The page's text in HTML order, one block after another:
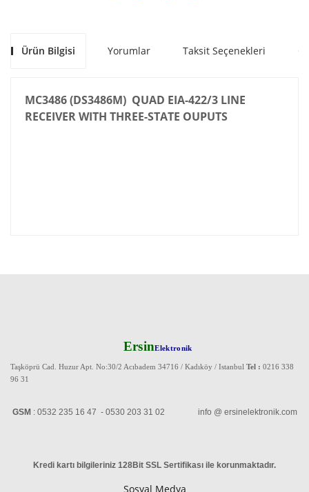
Ürün Bilgisi Yorumlar Taksit Seçenekleri
MC3486 (DS3486M) QUAD EIA-422/3 LINE
RECEIVER WITH THREE-STATE OUPUTS
ErsinElektronik
Taşköprü Cad. Huzur Apt. No:30/2 Acıbadem 34716 / Kadıköy / Istanbul Tel : 0216 338
96 31
GSM : 0532 235 16 47 - 0530 203 31 02 info @ ersinelektronik.com
Kredi kartı bilgileriniz 128Bit SSL Sertifikası ile korunmaktadır.
Sosyal Medya